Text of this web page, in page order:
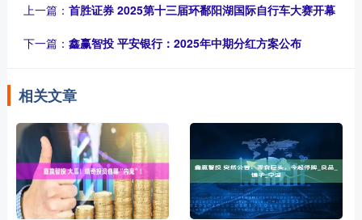
上一篇： 首胜证券 2025第十三届环鄱阳湖国际自行车大赛开幕
下一篇： 鑫赢智投 平安银行：2025年中期分红方案公布
相关文章